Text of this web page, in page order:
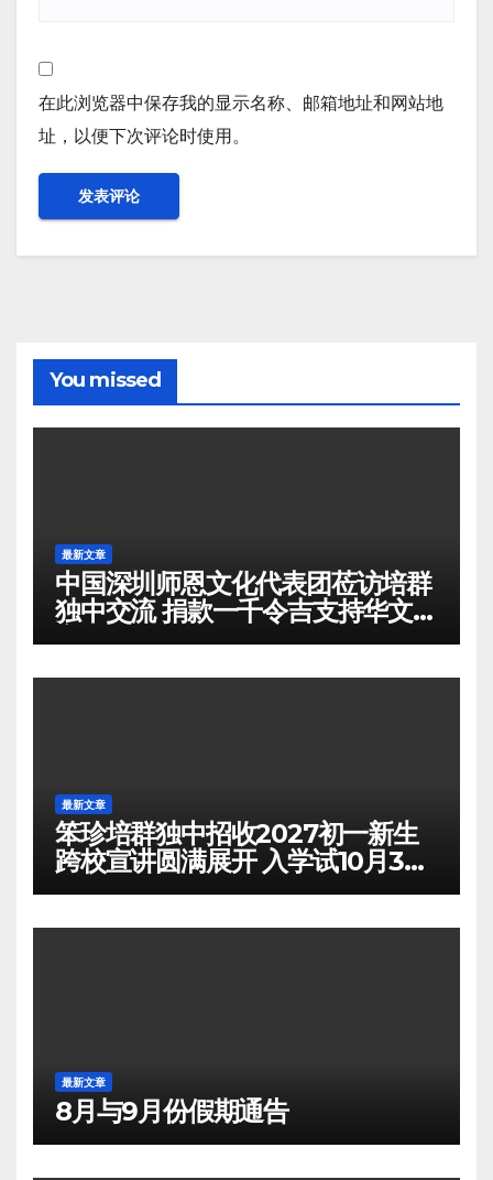
在此浏览器中保存我的显示名称、邮箱地址和网站地
址，以便下次评论时使用。
You missed
最新文章
中国深圳师恩文化代表团莅访培群
独中交流 捐款一千令吉支持华文教
育
最新文章
笨珍培群独中招收2027初一新生
跨校宣讲圆满展开 入学试10月3日
举行
最新文章
8月与9月份假期通告